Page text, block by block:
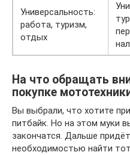
Универсальность:
работа, туризм,
отдых
На что обращать
покупке
Вы выбрали, что хотите
питбайк. Но на этом муки
закончатся. Дальше
необходимостью найти